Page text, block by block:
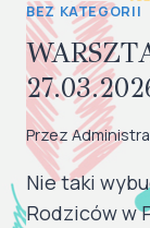
BEZ KATEGORII
Przez
​Nie taki
Rodziców w